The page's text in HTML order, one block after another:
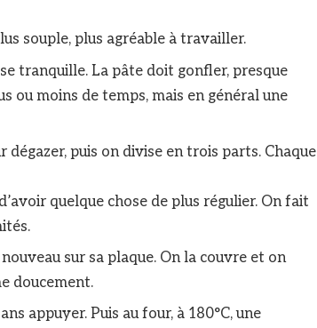
souple, plus agréable à travailler.
tranquille. La pâte doit gonfler, presque
ou moins de temps, mais en général une
dégazer, puis on divise en trois parts. Chaque
quelque chose de plus régulier. On fait
sur sa plaque. On la couvre et on
doucement.
appuyer. Puis au four, à 180°C, une